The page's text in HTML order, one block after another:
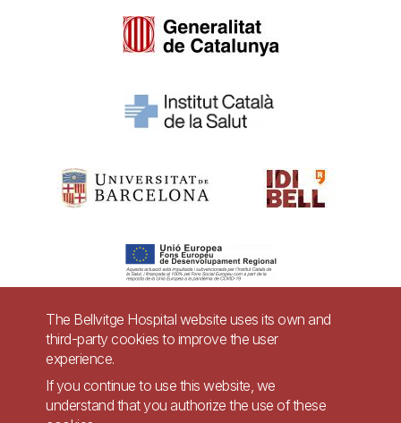
Pie
Accessibility Legal warning
The Bellvitge Hospital website uses its own and
third-party cookies to improve the user
experience.
If you continue to use this website, we
understand that you authorize the use of these